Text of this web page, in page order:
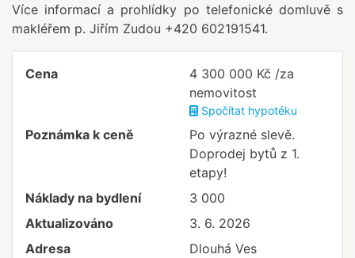
Více informací a prohlídky po telefonické domluvě s
makléřem p. Jiřím Zudou +420 602191541.
Cena
4 300 000 Kč /za
nemovitost
Spočítat hypotéku
Poznámka k ceně
Po výrazné slevě.
Doprodej bytů z 1.
etapy!
Náklady na bydlení
3 000
Aktualizováno
3. 6. 2026
Adresa
Dlouhá Ves